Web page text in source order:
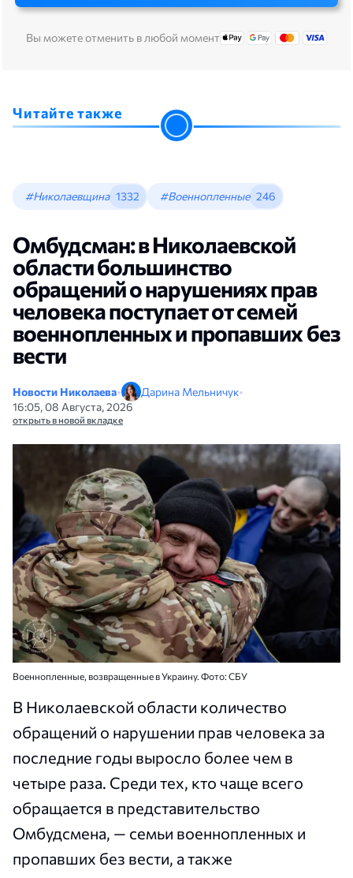
Вы можете отменить в любой момент
Читайте также
#Николаевщина 1332 #Военнопленные 246
Омбудсман: в Николаевской
области большинство
обращений о нарушениях прав
человека поступает от семей
военнопленных и пропавших без
вести
Новости Николаева• Дарина Мельничук•
16:05, 08 Августа, 2026
открыть в новой вкладке
Военнопленные, возвращенные в Украину. Фото: СБУ
В Николаевской области количество
обращений о нарушении прав человека за
последние годы выросло более чем в
четыре раза. Среди тех, кто чаще всего
обращается в представительство
Омбудсмена, — семьи военнопленных и
пропавших без вести, а также